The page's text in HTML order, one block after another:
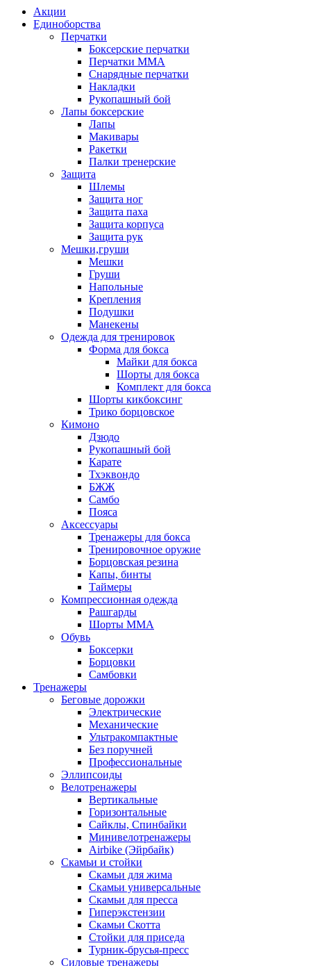
Акции
Единоборства
Перчатки
Боксерские перчатки
Перчатки ММА
Снарядные перчатки
Накладки
Рукопашный бой
Лапы боксерские
Лапы
Макивары
Ракетки
Палки тренерские
Защита
Шлемы
Защита ног
Защита паха
Защита корпуса
Защита рук
Мешки,груши
Мешки
Груши
Напольные
Крепления
Подушки
Манекены
Одежда для тренировок
Форма для бокса
Майки для бокса
Шорты для бокса
Комплект для бокса
Шорты кикбоксинг
Трико борцовское
Кимоно
Дзюдо
Рукопашный бой
Карате
Тхэквондо
БЖЖ
Самбо
Пояса
Аксессуары
Тренажеры для бокса
Тренировочное оружие
Борцовская резина
Капы, бинты
Таймеры
Компрессионная одежда
Рашгарды
Шорты MMA
Обувь
Боксерки
Борцовки
Самбовки
Тренажеры
Беговые дорожки
Электрические
Механические
Ультракомпактные
Без поручней
Профессиональные
Эллипсоиды
Велотренажеры
Вертикальные
Горизонтальные
Сайклы, Спинбайки
Минивелотренажеры
Airbike (Эйрбайк)
Скамьи и стойки
Скамьи для жима
Скамьи универсальные
Скамьи для пресса
Гиперэкстензии
Скамьи Скотта
Стойки для приседа
Турник-брусья-пресс
Силовые тренажеры